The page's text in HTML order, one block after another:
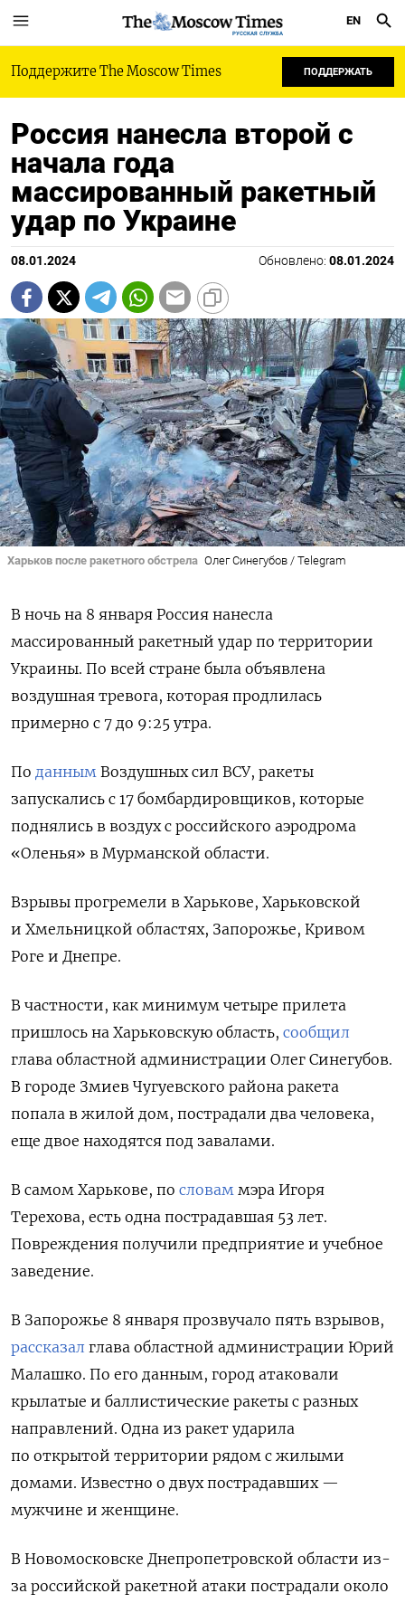
РУССКАЯ СЛУЖБА
EN
Поддержите The Moscow Times ПОДДЕРЖАТЬ
Россия нанесла второй с
начала года
массированный ракетный
удар по Украине
08.01.2024 Обновлено: 08.01.2024
Харьков после ракетного обстрела Олег Синегубов / Telegram
В ночь на 8 января Россия нанесла
массированный ракетный удар по территории
Украины. По всей стране была объявлена
воздушная тревога, которая продлилась
примерно с 7 до 9:25 утра.
По данным Воздушных сил ВСУ, ракеты
запускались с 17 бомбардировщиков, которые
поднялись в воздух с российского аэродрома
«Оленья» в Мурманской области.
Взрывы прогремели в Харькове, Харьковской
и Хмельницкой областях, Запорожье, Кривом
Роге и Днепре.
В частности, как минимум четыре прилета
пришлось на Харьковскую область, сообщил
глава областной администрации Олег Синегубов.
В городе Змиев Чугуевского района ракета
попала в жилой дом, пострадали два человека,
еще двое находятся под завалами.
В самом Харькове, по словам мэра Игоря
Терехова, есть одна пострадавшая 53 лет.
Повреждения получили предприятие и учебное
заведение.
В Запорожье 8 января прозвучало пять взрывов,
рассказал глава областной администрации Юрий
Малашко. По его данным, город атаковали
крылатые и баллистические ракеты с разных
направлений. Одна из ракет ударила
по открытой территории рядом с жилыми
домами. Известно о двух пострадавших —
мужчине и женщине.
В Новомосковске Днепропетровской области из-
за российской ракетной атаки пострадали около